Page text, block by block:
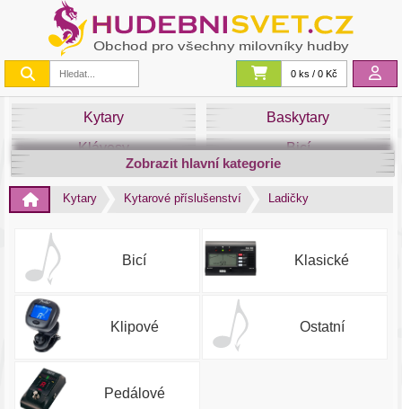
0 ks / 0 Kč
Kytary
Baskytary
Klávesy
Bicí
Smyčce
Dechy
Světla
Zobrazit hlavní kategorie
Kytary Kytarové příslušenství Ladičky
Bicí Klasické
Klipové Ostatní
Pedálové